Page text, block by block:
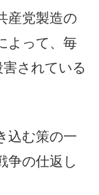
産党製造の
よって、毎
されている
込む策の一
争の仕返し